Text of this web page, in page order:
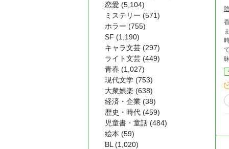
昧に微笑
つ？
恋愛 (5,104)
ミステリー (571)
ホラー (755)
SF (1,190)
キャラ文芸 (297)
ライト文芸 (449)
青春 (1,027)
現代文学 (753)
大衆娯楽 (638)
経済・企業 (38)
歴史・時代 (459)
児童書・童話 (484)
絵本 (59)
BL (1,020)